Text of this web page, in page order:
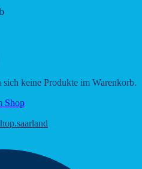
sich keine Produkte im Warenkorb.
Shop